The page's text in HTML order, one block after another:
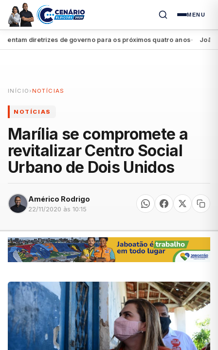
MENU
diretrizes de governo para os próximos quatro anos● João
INÍCIO › NOTÍCIAS
NOTÍCIAS
Marília se compromete a
revitalizar Centro Social
Urbano de Dois Unidos
Américo Rodrigo
22/11/2020 às 10:15